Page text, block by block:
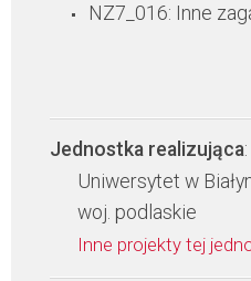
NZ7_016: Inne
Jednostka realizująca:
Uniwersytet w
woj. podlaskie
Inne projekty tej